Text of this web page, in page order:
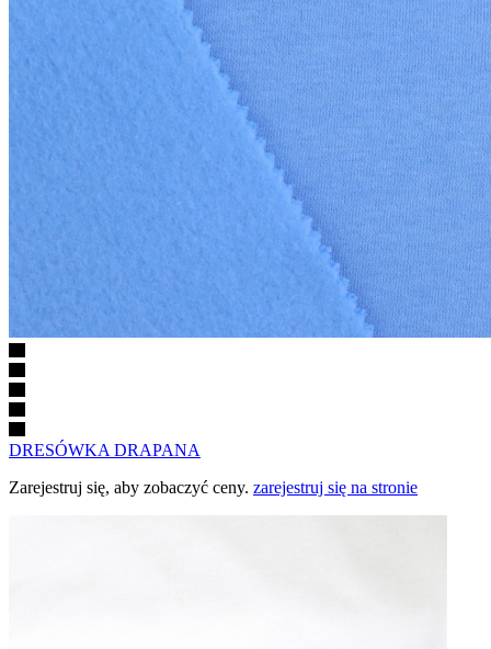
DRESÓWKA DRAPANA
Zarejestruj się, aby zobaczyć ceny. zarejestruj się na stronie